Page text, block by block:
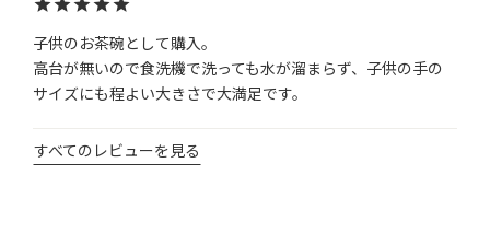
子供のお茶碗として購入。
高台が無いので食洗機で洗っても水が溜まらず、子供の手の
サイズにも程よい大きさで大満足です。
すべてのレビューを見る